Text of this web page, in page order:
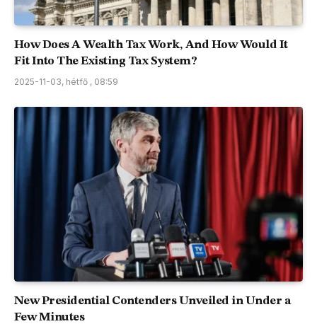
How Does A Wealth Tax Work, And How Would It
Fit Into The Existing Tax System?
2025-11-03, hétfő , 08:59
New Presidential Contenders Unveiled in Under a
Few Minutes